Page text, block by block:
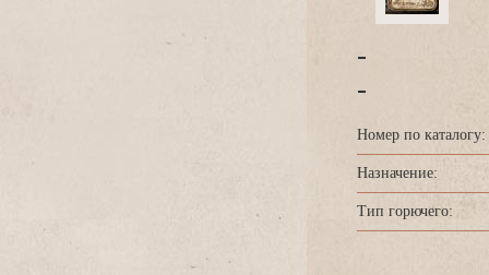
-
-
Номер по каталогу:
Назначение:
Тип горючего: